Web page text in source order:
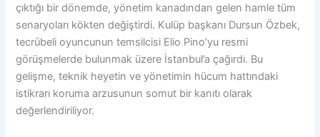
çıktığı bir dönemde, yönetim kanadından gelen hamle tüm
senaryoları kökten değiştirdi. Kulüp başkanı Dursun Özbek,
tecrübeli oyuncunun temsilcisi Elio Pino’yu resmi
görüşmelerde bulunmak üzere İstanbul’a çağırdı. Bu
gelişme, teknik heyetin ve yönetimin hücum hattındaki
istikrarı koruma arzusunun somut bir kanıtı olarak
değerlendiriliyor.